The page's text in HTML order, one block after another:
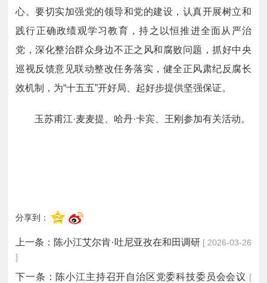
心。要切实加强党的领导和党的建设，认真开展树立和
践行正确政绩观学习教育，持之以恒推进全面从严治
党，深化整治群众身边不正之风和腐败问题，抓好中央
巡视反馈意见联动整改任务落实，健全正风肃纪反腐长
效机制，为“十五五”开好局、起好步提供坚强保证。
玉苏甫江·麦麦提、哈丹·卡宾、王刚参加有关活动。
分享到：
上一条： 陈小江艾尔肯·吐尼亚孜在和田调研 [ 2026-03-26
]
下一条： 陈小江主持召开自治区党委科技委员会会议 [